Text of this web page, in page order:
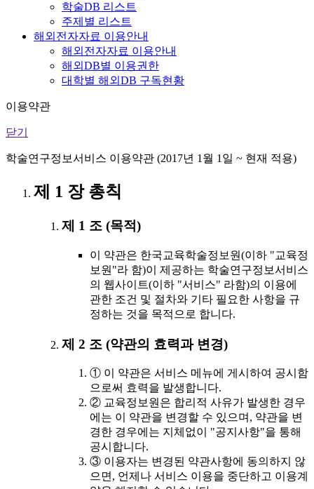
학술DB 리스트
주제별 리스트
해외전자자료 이용안내
해외전자자료 이용안내
해외DB별 이용권한
대학별 해외DB 구독현황
이용약관
닫기
학술연구정보서비스 이용약관 (2017년 1월 1일 ~ 현재 적용)
제 1 장 총칙
제 1 조 (목적)
이 약관은 한국교육학술정보원(이하 "교육정
보원"라 함)이 제공하는 학술연구정보서비스
의 웹사이트(이하 "서비스" 라함)의 이용에
관한 조건 및 절차와 기타 필요한 사항을 규
정하는 것을 목적으로 합니다.
제 2 조 (약관의 효력과 변경)
① 이 약관은 서비스 메뉴에 게시하여 공시함
으로써 효력을 발생합니다.
② 교육정보원은 합리적 사유가 발생한 경우
에는 이 약관을 변경할 수 있으며, 약관을 변
경한 경우에는 지체없이 "공지사항"을 통해
공시합니다.
③ 이용자는 변경된 약관사항에 동의하지 않
으면, 언제나 서비스 이용을 중단하고 이용계